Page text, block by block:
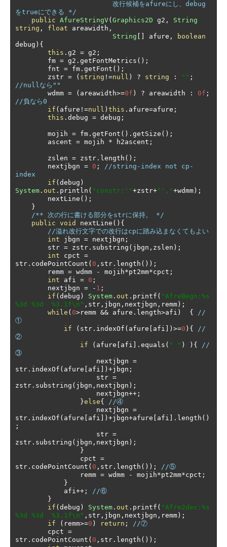
をtrueにできる */
public AfureStringV( Graphics2D g2 ,
String
string , float areawidth ,
String
afure ,
boolean
debug ){
this . g2 = g2 ;
        fm
= g2 . getFontMetrics ();
        fnt
= fm . getFont ();
        zstr
= ( string !=null ) ? string : "" ;
//nullなら""
        wdmm
= ( areawidth>=0f ) ? areawidth : 0f ;
//負なら0
if ( afure !=null ) this . afure=afure ;
this . debug = debug ;
        mojih
= fm . getFont (). getSize ();
        ascent
= mojih * h2ascent ;
        zslen
= zstr . length ();
        nextjbgn
= 0 ;
//string-index not cp-
index
if ( debug )
System . out . println ( "constr:'"+zstr+"',"+wdmm );
        nextLine
();
}
/** 次の行に書ける部分をstrに保持。 */
public void nextLine (){
//溢れ改行文字での改行はcpに踏み込まなくてもよい
int jbgn = nextjbgn ;
        str
= zstr . substring ( jbgn , zslen );
int cpct =
str . codePointCount ( 0 , str . length ());
        remm
= wdmm - mojih*pt2mm*cpct ;
int afi = 0 ;
        nextjbgn
= - 1 ;
if ( debug ) System . out . printf ( "AfreBegn:%s
%3d %3d  %3.1f\n" , str , jbgn , nextjbgn , remm );
while ( 0>remm && afure . length>afi ) {
//
①
if
( str . indexOf ( afure afi ])>=0 ){
//
②
if
( afure afi ]. equals ( " " ) ){
//
③
                    nextjbgn
=
str . indexOf ( afure afi ])+jbgn ;
                    str
=
zstr . substring ( jbgn , nextjbgn );
                    nextjbgn
++;
}else{
//④
                    nextjbgn
=
str . indexOf ( afure afi ])+jbgn+afure afi ]. length ()
;
                    str
=
zstr . substring ( jbgn , nextjbgn );
}
                cpct
=
str . codePointCount ( 0 , str . length ());
//⑤
                remm
= wdmm - mojih*pt2mm*cpct ;
}
            afi
++;
//⑥
}
if ( debug ) System . out . printf ( "Afre2dec:%s
%3d %3d  %3.1f\n" , str , jbgn , nextjbgn , remm );
if
( remm>=0 ) return ;
//⑦
        cpct
=
str . codePointCount ( 0 , str . length ());